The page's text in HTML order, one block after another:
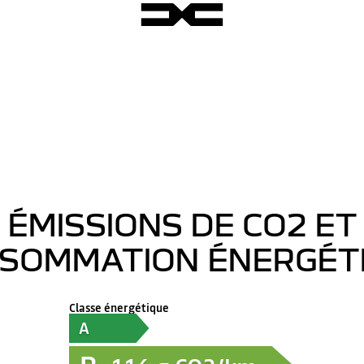
ÉMISSIONS DE CO2 ET
Classe énergétique
A